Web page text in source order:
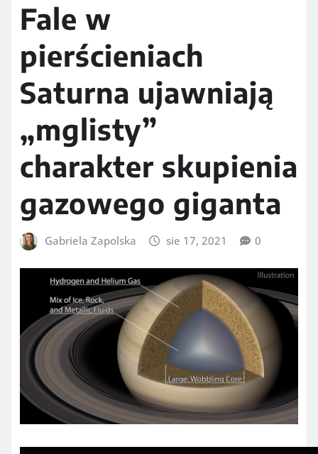
Fale w
pierścieniach
Saturna ujawniają
„mglisty”
charakter skupienia
gazowego giganta
Gabriela Zapolska sie 17, 2021 0